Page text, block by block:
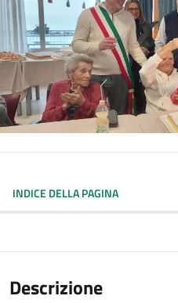
INDICE DELLA PAGINA
Descrizione